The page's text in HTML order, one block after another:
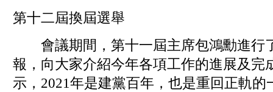
第十二屆換屆選舉
會議期間，第十一屆主席包鴻勳進行
報，向大家介紹今年各項工作的進展及完
示，2021年是建黨百年，也是重回正軌的